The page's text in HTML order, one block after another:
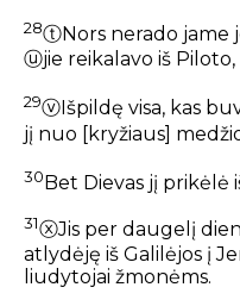
28ⓣNors nerado jame
ⓤjie reikalavo iš
29ⓥ Išpildę visa, kas
jį nuo [kryžiaus]
30Bet Dievas jį prikėlė
31ⓧJis per daugelį
atlydėję iš Galilėjos į
liudytojai žmonėms.